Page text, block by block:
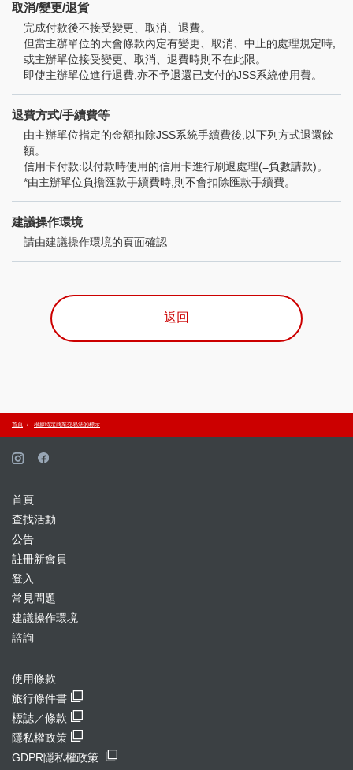
取消/變更/退貨
完成付款後不接受變更、取消、退費。
但當主辦單位的大會條款內定有變更、取消、中止的處理規定時,
或主辦單位接受變更、取消、退費時則不在此限。
即使主辦單位進行退費,亦不予退還已支付的JSS系統使用費。
退費方式/手續費等
由主辦單位指定的金額扣除JSS系統手續費後,以下列方式退還餘
額。
信用卡付款:以付款時使用的信用卡進行刷退處理(=負數請款)。
*由主辦單位負擔匯款手續費時,則不會扣除匯款手續費。
建議操作環境
請由建議操作環境的頁面確認
返回
首頁 根據特定商業交易法的標示
首頁
查找活動
公告
註冊新會員
登入
常見問題
建議操作環境
諮詢
使用條款
旅行條件書
標誌／條款
隱私權政策
GDPR隱私權政策